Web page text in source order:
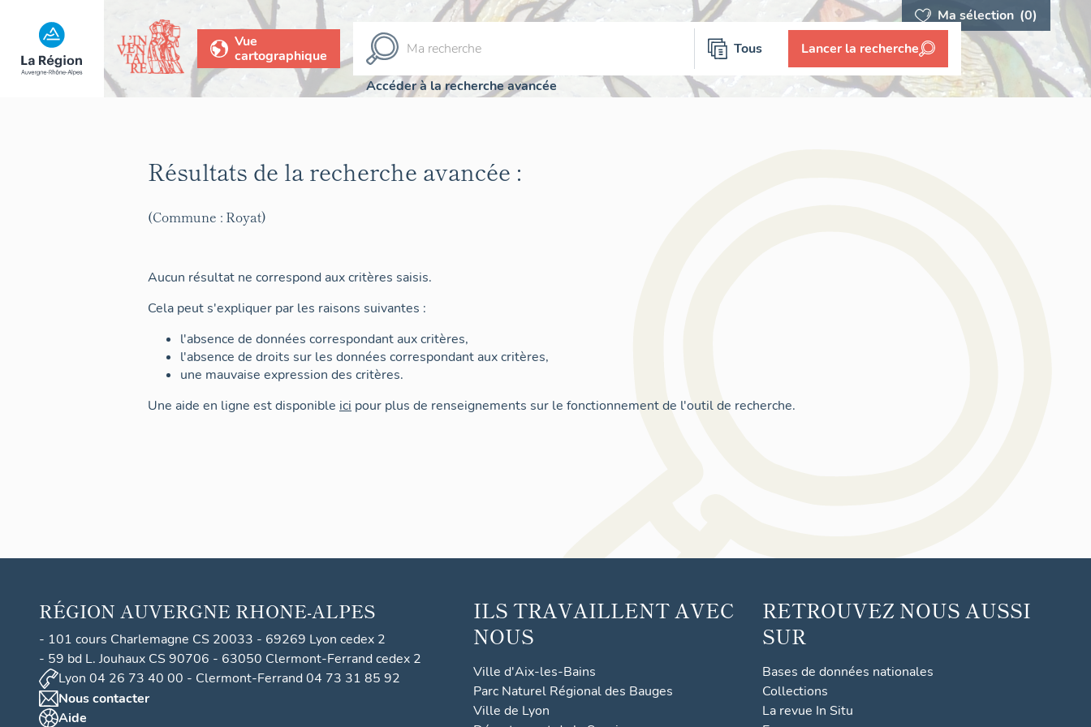
Ma sélection (0)
Vue
cartographique
Tous Lancer la recherche
Accéder à la recherche avancée
Résultats de la recherche avancée :
(Commune : Royat)
Aucun résultat ne correspond aux critères saisis.
Cela peut s'expliquer par les raisons suivantes :
l'absence de données correspondant aux critères,
l'absence de droits sur les données correspondant aux critères,
une mauvaise expression des critères.
Une aide en ligne est disponible ici pour plus de renseignements sur le fonctionnement de l'outil de recherche.
RÉGION AUVERGNE RHONE-ALPES
- 101 cours Charlemagne CS 20033 - 69269 Lyon cedex 2
- 59 bd L. Jouhaux CS 90706 - 63050 Clermont-Ferrand cedex 2
Lyon 04 26 73 40 00 - Clermont-Ferrand 04 73 31 85 92
Nous contacter
Aide
ILS TRAVAILLENT AVEC
NOUS
Ville d'Aix-les-Bains
Parc Naturel Régional des Bauges
Ville de Lyon
RETROUVEZ NOUS AUSSI
SUR
Bases de données nationales
Collections
La revue In Situ